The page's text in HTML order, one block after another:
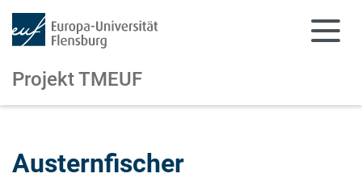
Projekt TMEUF
Austernfischer